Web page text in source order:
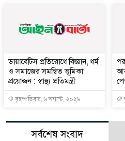
ডায়াবেটিস প্রতিরোধে বিজ্ঞান, ধর্ম
ও সমাজের সমন্বিত ভূমিকা
প্রয়োজন : স্বাস্থ্য প্রতিমন্ত্রী
বৃহস্পতিবার, ৬ অগাস্ট, ২০২৬
সর্বশেষ সংবাদ